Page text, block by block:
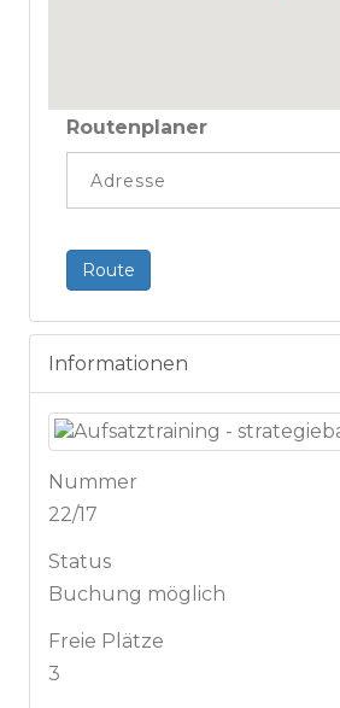
Routenplaner
Route
Informationen
Nummer
22/17
Status
Buchung möglich
Freie Plätze
3